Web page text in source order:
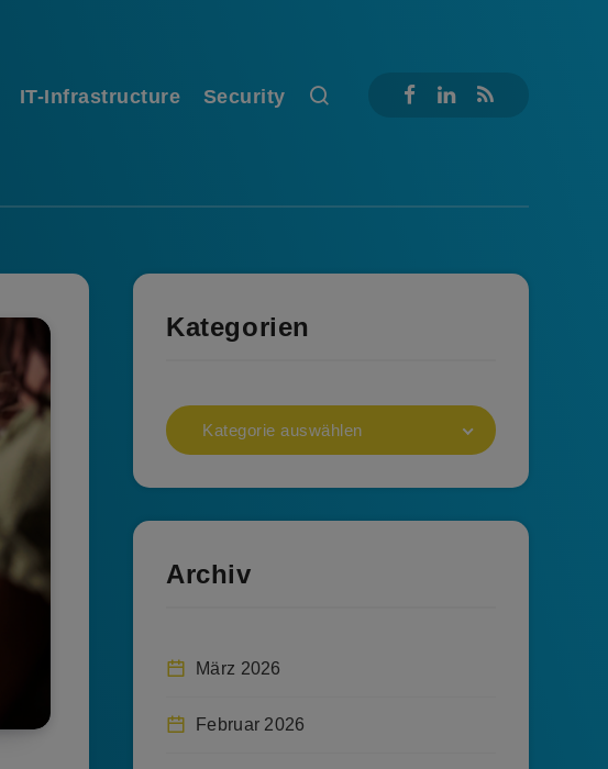
IT-Infrastructure Security
Kategorien
Kategorie auswählen
Archiv
März 2026
Februar 2026